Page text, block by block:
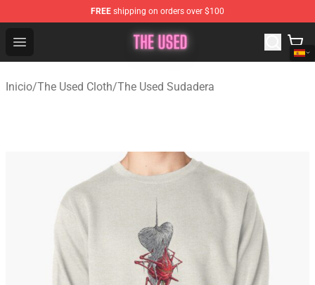
FREE shipping on orders over $100
Open menu
The Used Store - Official The Used Merchandise Shop
Inicio/The Used Cloth/The Used Sudadera